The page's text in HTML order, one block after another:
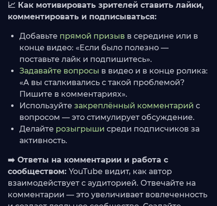
📈 Как мотивировать зрителей ставить лайки,
комментировать и подписываться:
Добавьте прямой призыв в середине или в
конце видео: «Если было полезно —
поставьте лайк и подпишитесь».
Задавайте вопросы в видео и в конце ролика:
«А вы сталкивались с такой проблемой?
Пишите в комментариях».
Используйте закреплённый комментарий с
вопросом — это стимулирует обсуждение.
Делайте розыгрыши среди подписчиков за
активность.
➡️ Ответы на комментарии и работа с
сообществом: YouTube видит, как автор
взаимодействует с аудиторией. Отвечайте на
комментарии — это увеличивает вовлеченность